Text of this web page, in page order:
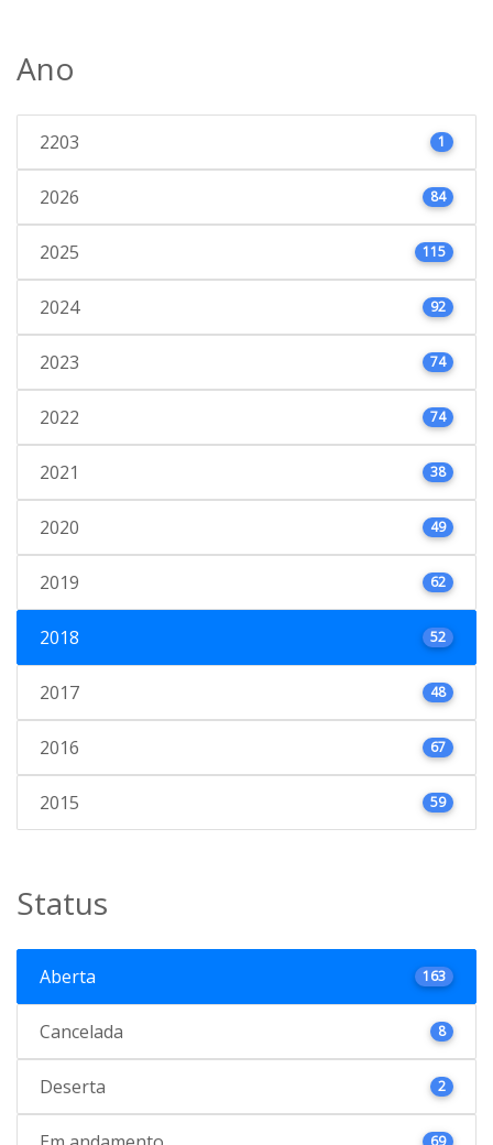
Ano
2203 1
2026 84
2025 115
2024 92
2023 74
2022 74
2021 38
2020 49
2019 62
2018 52
2017 48
2016 67
2015 59
Status
Aberta 163
Cancelada 8
Deserta 2
69